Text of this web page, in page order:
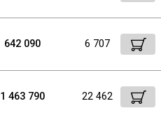
642 090 6 707
1 463 790 22 462